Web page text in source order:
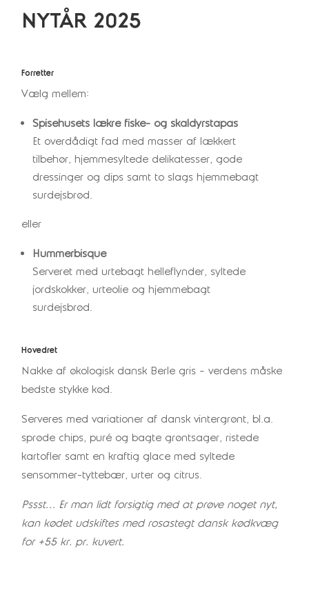
NYTÅR 2025
Forretter
Vælg mellem:
Spisehusets lækre fiske- og skaldyrstapas
Et overdådigt fad med masser af lækkert
tilbehør, hjemmesyltede delikatesser, gode
dressinger og dips samt to slags hjemmebagt
surdejsbrød.
eller
Hummerbisque
Serveret med urtebagt helleflynder, syltede
jordskokker, urteolie og hjemmebagt
surdejsbrød.
Hovedret
Nakke af økologisk dansk Berle gris – verdens måske
bedste stykke kød.
Serveres med variationer af dansk vintergrønt, bl.a.
sprøde chips, puré og bagte grøntsager, ristede
kartofler samt en kraftig glace med syltede
sensommer-tyttebær, urter og citrus.
Pssst… Er man lidt forsigtig med at prøve noget nyt,
kan kødet udskiftes med rosastegt dansk kødkvæg
for +55 kr. pr. kuvert.